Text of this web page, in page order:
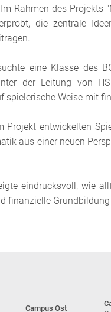
Rahmen des Projekts
die zentrale
eine Klasse des
der Leitung von
spielerische Weise mit
Projekt entwickelten
aus einer neuen
eindrucksvoll, wie
finanzielle
Campus Ost